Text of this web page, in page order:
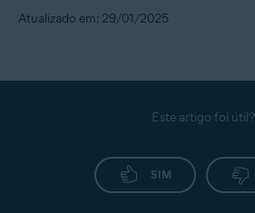
Atualizado em: 29/01/2025
Este artigo foi útil?
SIM